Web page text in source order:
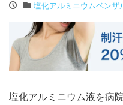
塩化アルミニウムベンザ
塩化アルミニウム液を病